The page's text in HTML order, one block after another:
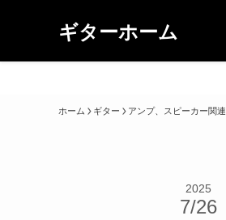
ギターホーム
ホーム ギター アンプ、スピーカー関連
2025
7/26